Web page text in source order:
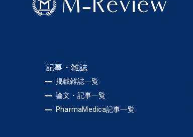
記事・雑誌
掲載雑誌一覧
論文・記事一覧
PharmaMedica記事一覧